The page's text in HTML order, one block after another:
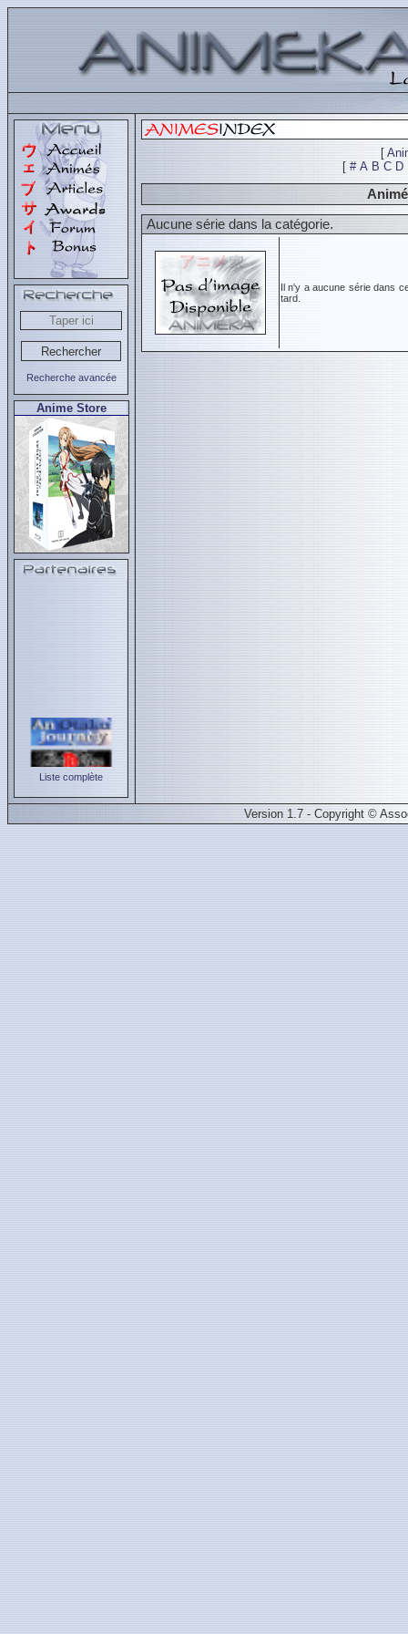
Recherche avancée
Anime Store
Liste complète
[
[ # A B C D
Aucune série dans la catégorie.
Il n'y a aucune série dans
tard.
Version 1.7 - Copyright ©